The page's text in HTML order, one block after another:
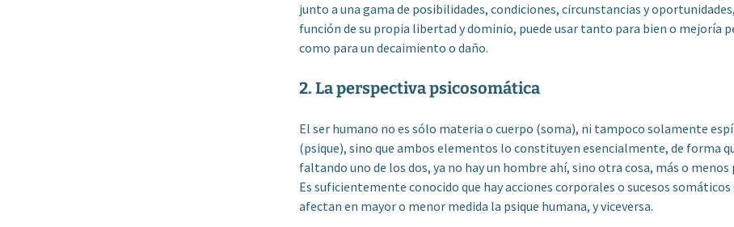
junto a una gama de posibilidades, condiciones, circunstancias y
función de su propia libertad y dominio, puede usar tanto para bien o mejoría
como para un decaimiento o daño.
2. La perspectiva psicosomática
El ser humano no es sólo materia o cuerpo (soma), ni tampoco solamente
(psique), sino que ambos elementos lo constituyen esencialmente, de forma
faltando uno de los dos, ya no hay un hombre ahí, sino otra cosa, más o menos
Es suficientemente conocido que hay acciones corporales o sucesos somáticos
afectan en mayor o menor medida la psique humana, y viceversa.